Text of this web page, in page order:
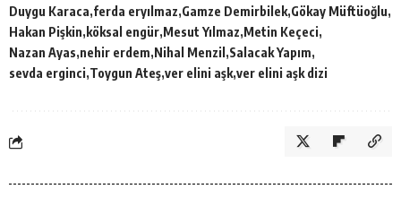
Duygu Karaca ferda eryılmaz Gamze Demirbilek Gökay Müftüoğlu
Hakan Pişkin köksal engür Mesut Yılmaz Metin Keçeci
Nazan Ayas nehir erdem Nihal Menzil Salacak Yapım
sevda erginci Toygun Ateş ver elini aşk ver elini aşk dizi